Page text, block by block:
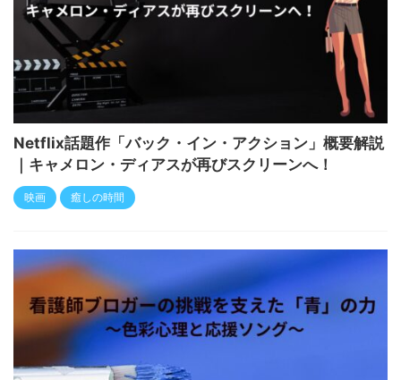
Netflix話題作「バック・イン・アクション」概要解説
｜キャメロン・ディアスが再びスクリーンへ！
映画 癒しの時間